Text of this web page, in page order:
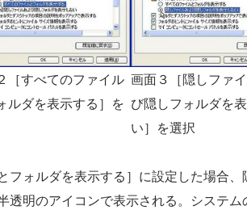
［すべてのファイル
ルダを表示する］を
画面３［隠しファ
び隠しフォルダを
い］を選択
フォルダを表示する］に設定した場合
透明のアイコンで表示される。システム